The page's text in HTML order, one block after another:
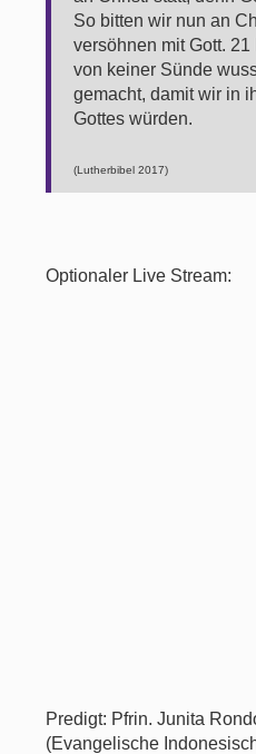
So bitten wir nun an
versöhnen mit Gott.
von keiner Sünde
gemacht, damit wir in
Gottes würden.
(Lutherbibel 2017)
Optionaler Live Stream:
Predigt: Pfrin. Junita
(Evangelische